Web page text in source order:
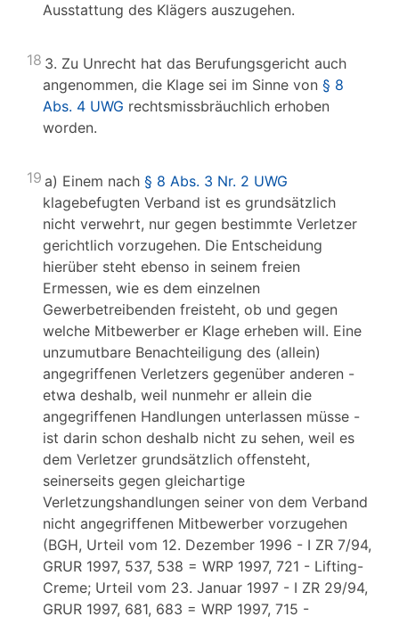
Ausstattung des Klägers auszugehen.
18 3. Zu Unrecht hat das Berufungsgericht auch
angenommen, die Klage sei im Sinne von § 8
Abs. 4 UWG rechtsmissbräuchlich erhoben
worden.
19 a) Einem nach § 8 Abs. 3 Nr. 2 UWG
klagebefugten Verband ist es grundsätzlich
nicht verwehrt, nur gegen bestimmte Verletzer
gerichtlich vorzugehen. Die Entscheidung
hierüber steht ebenso in seinem freien
Ermessen, wie es dem einzelnen
Gewerbetreibenden freisteht, ob und gegen
welche Mitbewerber er Klage erheben will. Eine
unzumutbare Benachteiligung des (allein)
angegriffenen Verletzers gegenüber anderen -
etwa deshalb, weil nunmehr er allein die
angegriffenen Handlungen unterlassen müsse -
ist darin schon deshalb nicht zu sehen, weil es
dem Verletzer grundsätzlich offensteht,
seinerseits gegen gleichartige
Verletzungshandlungen seiner von dem Verband
nicht angegriffenen Mitbewerber vorzugehen
(BGH, Urteil vom 12. Dezember 1996 - I ZR 7/94,
GRUR 1997, 537, 538 = WRP 1997, 721 - Lifting-
Creme; Urteil vom 23. Januar 1997 - I ZR 29/94,
GRUR 1997, 681, 683 = WRP 1997, 715 -